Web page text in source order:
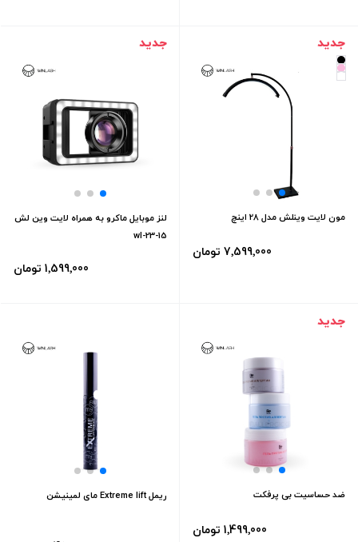
جدید
مون لایت وینلش مدل 28 اینچ
7٬599٬000 تومان
جدید
لنز موبایل ماکرو به همراه لایت وین لش
wl-23-15
1٬599٬000 تومان
جدید
ضد حساسیت بی پرفکت
1٬499٬000 تومان
ریمل Extreme lift مای لمینیشن